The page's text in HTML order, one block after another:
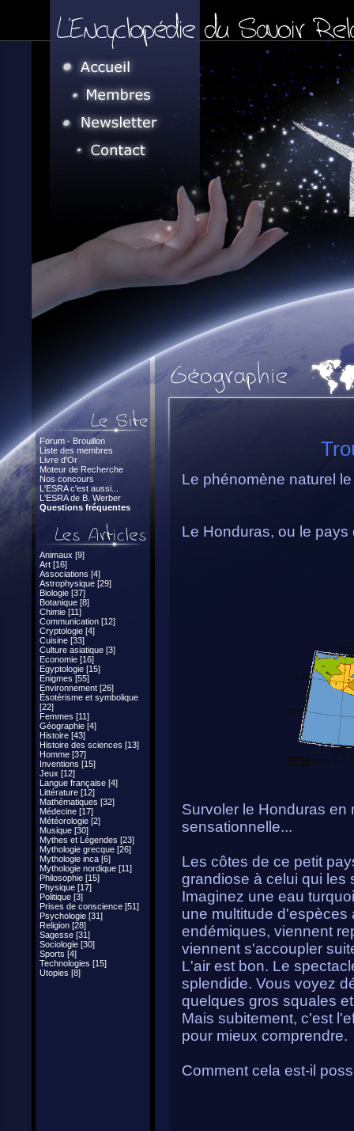
Forum - Brouillon
Liste des membres
Livre d'Or
Moteur de Recherche
Nos concours
L'ESRA c'est aussi...
L'ESRA de B. Werber
Questions fréquentes
Animaux [9]
Art [16]
Associations [4]
Astrophysique [29]
Biologie [37]
Botanique [8]
Chimie [11]
Communication [12]
Cryptologie [4]
Cuisine [33]
Culture asiatique [3]
Economie [16]
Egyptologie [15]
Enigmes [55]
Environnement [26]
Ésotérisme et symbolique
[22]
Femmes [11]
Géographie [4]
Histoire [43]
Histoire des sciences [13]
Homme [37]
Inventions [15]
Jeux [12]
Langue française [4]
Littérature [12]
Mathématiques [32]
Médecine [17]
Météorologie [2]
Musique [30]
Mythes et Légendes [23]
Mythologie grecque [26]
Mythologie inca [6]
Mythologie nordique [11]
Philosophie [15]
Physique [17]
Politique [3]
Prises de conscience [51]
Psychologie [31]
Religion [28]
Sagesse [31]
Sociologie [30]
Sports [4]
Technologies [15]
Utopies [8]
Le phénomène naturel
Le Honduras, ou le
Survoler le Honduras en
sensationnelle...
Les côtes de ce petit
grandiose à celui qui les
Imaginez une eau
une multitude d'espèces
endémiques, viennent
viennent s'accoupler
L'air est bon. Le
splendide. Vous voyez
quelques gros squales
Mais subitement, c'est
pour mieux comprendre.
Comment cela est-il